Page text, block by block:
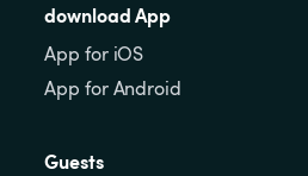
download App
App for iOS
App for Android
Guests